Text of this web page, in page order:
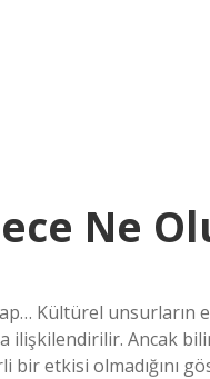
Ne
Kültürel
Ancak
etkisi olmadığını